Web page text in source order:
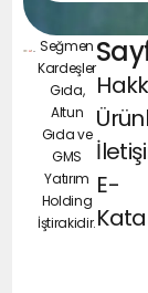
Seğmen
Kardeşler
Gıda,
Altun
Gıda ve
GMS
Yatırım
Holding
İştirakidir.
E-